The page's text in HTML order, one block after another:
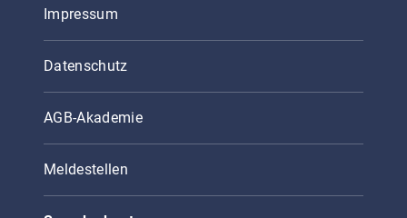
Impressum
Datenschutz
AGB-Akademie
Meldestellen